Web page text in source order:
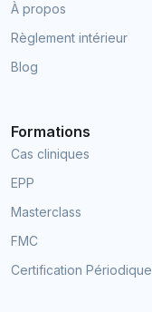
À propos
Règlement intérieur
Blog
Formations
Cas cliniques
EPP
Masterclass
FMC
Certification Périodique